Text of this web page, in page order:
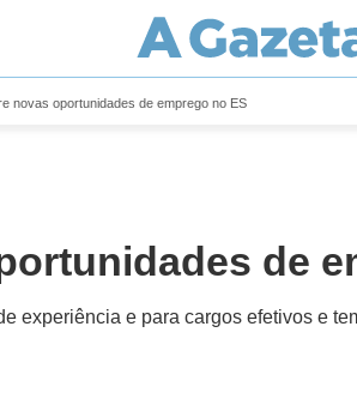
novas oportunidades de emprego no ES
de
experiência e para cargos efetivos e